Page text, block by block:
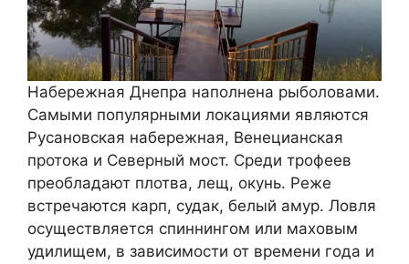
Набережная Днепра наполнена рыболовами.
Самыми популярными локациями являются
Русановская набережная, Венецианская
протока и Северный мост. Среди трофеев
преобладают плотва, лещ, окунь. Реже
встречаются карп, судак, белый амур. Ловля
осуществляется спиннингом или маховым
удилищем, в зависимости от времени года и